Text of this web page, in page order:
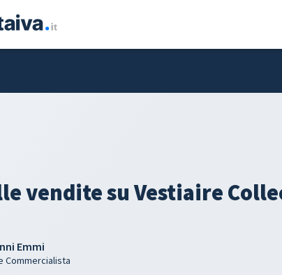
vendite su Vestiaire
Emmi
Commercialista